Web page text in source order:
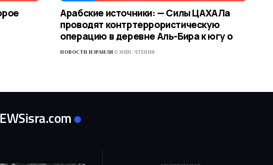
Арабские источники: — Силы ЦАХАЛа
проводят контртеррористическую
операцию в деревне Аль-Бира к югу о
НОВОСТИ ИЗРАИЛЯ 0 МИН. ЧТЕНИЯ